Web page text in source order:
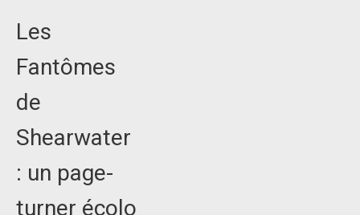
Les
Fantômes
de
Shearwater
: un page-
turner écolo